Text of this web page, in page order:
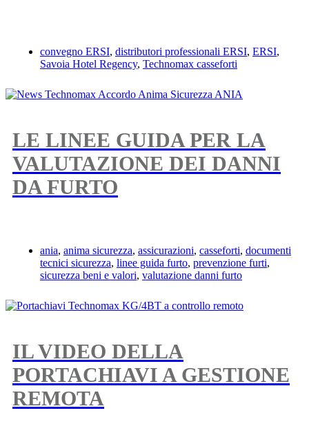
convegno ERSI, distributori professionali ERSI, ERSI,
Savoia Hotel Regency, Technomax casseforti
LE LINEE GUIDA PER LA
VALUTAZIONE DEI DANNI
DA FURTO
ania, anima sicurezza, assicurazioni, casseforti, documenti
tecnici sicurezza, linee guida furto, prevenzione furti,
sicurezza beni e valori, valutazione danni furto
IL VIDEO DELLA
PORTACHIAVI A GESTIONE
REMOTA